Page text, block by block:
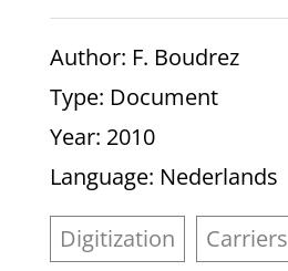
Author: F. Boudrez
Type: Document
Year: 2010
Language: Nederlands
Digitization Carriers